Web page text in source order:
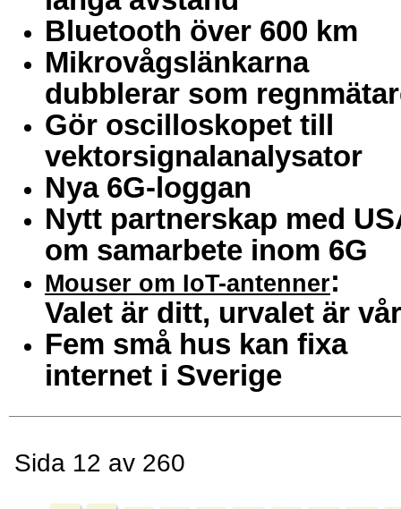
Bluetooth över 600 km
Mikrovågslänkarna
dubblerar som
Gör oscilloskopet till
vektorsignalanalysator
Nya 6G-loggan
Nytt partnerskap med
om samarbete inom 6G
Mouser om IoT-antenner:
Valet är ditt, urvalet är
Fem små hus kan fixa
internet i Sverige
Sida 12 av 260